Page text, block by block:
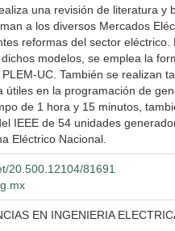
una revisión de literatura
a los diversos Mercados
reformas del sector
modelos, se emplea la
UC. También se realizan
útiles en la programación de
de 1 hora y 15 minutos,
IEEE de 54 unidades
Eléctrico Nacional.
20.500.12104/81691
EN INGENIERIA